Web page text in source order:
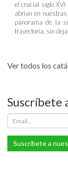
el crucial siglo
abrían en
panorama de la
trayectoria, sin
Ver todos los
Suscríbete
Suscríbete a